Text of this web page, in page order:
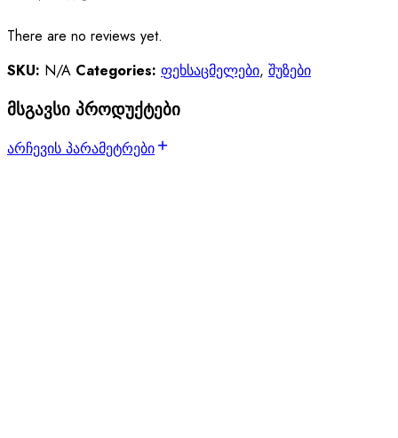
There are no reviews yet.
SKU: N/A Categories: ფეხსაცმელები, შუზები
მსგავსი პროდუქტები
არჩევის პარამეტრები